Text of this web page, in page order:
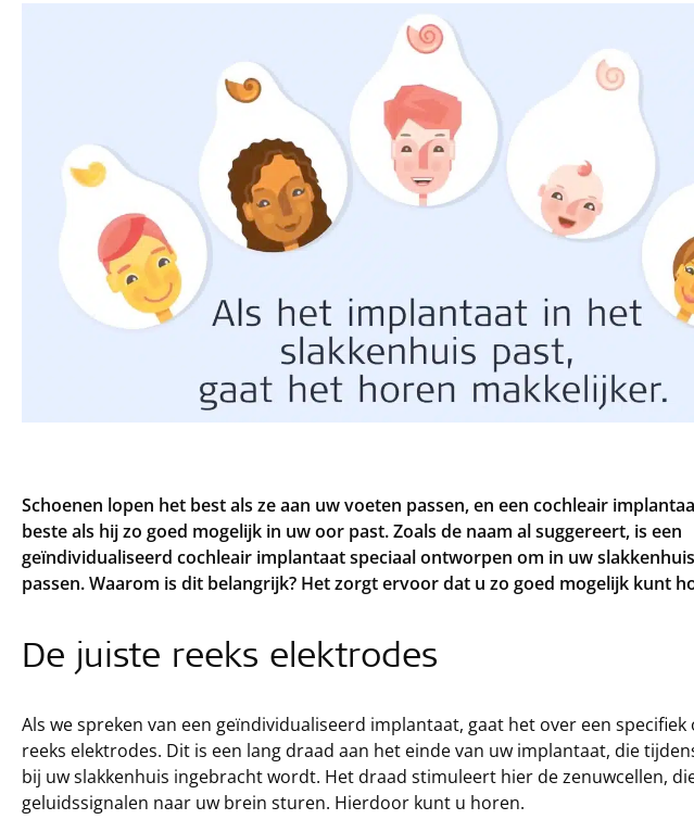
Schoenen lopen het best als ze aan uw voeten passen, en een cochleair
beste als hij zo goed mogelijk in uw oor past. Zoals de naam al suggereert, is een
geïndividualiseerd cochleair implantaat speciaal ontworpen om in uw
passen. Waarom is dit belangrijk? Het zorgt ervoor dat u zo goed mogelijk kunt
De juiste reeks elektrodes
Als we spreken van een geïndividualiseerd implantaat, gaat het over een specifiek
reeks elektrodes. Dit is een lang draad aan het einde van uw implantaat, die
bij uw slakkenhuis ingebracht wordt. Het draad stimuleert hier de zenuwcellen,
geluidssignalen naar uw brein sturen. Hierdoor kunt u horen.